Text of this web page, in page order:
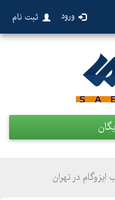
ورود ثبت نام
در تهران